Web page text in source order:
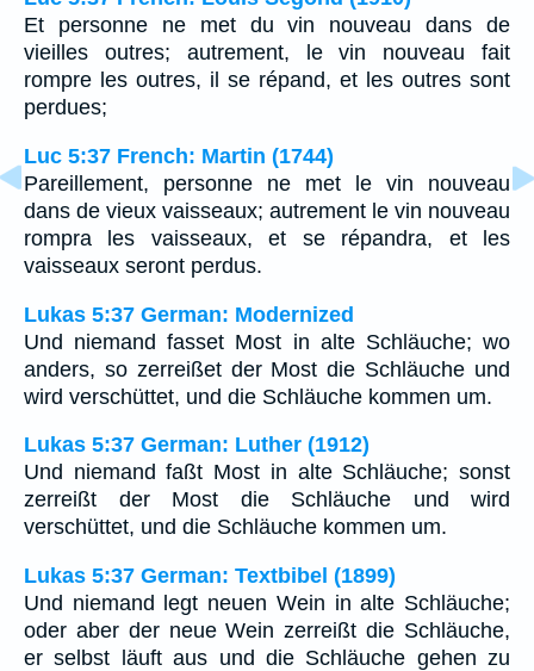
Et personne ne met du vin nouveau dans de
vieilles outres; autrement, le vin nouveau fait
rompre les outres, il se répand, et les outres sont
perdues;
Luc 5:37 French: Martin (1744)
Pareillement, personne ne met le vin nouveau
dans de vieux vaisseaux; autrement le vin nouveau
rompra les vaisseaux, et se répandra, et les
vaisseaux seront perdus.
Lukas 5:37 German: Modernized
Und niemand fasset Most in alte Schläuche; wo
anders, so zerreißet der Most die Schläuche und
wird verschüttet, und die Schläuche kommen um.
Lukas 5:37 German: Luther (1912)
Und niemand faßt Most in alte Schläuche; sonst
zerreißt der Most die Schläuche und wird
verschüttet, und die Schläuche kommen um.
Lukas 5:37 German: Textbibel (1899)
Und niemand legt neuen Wein in alte Schläuche;
oder aber der neue Wein zerreißt die Schläuche,
er selbst läuft aus und die Schläuche gehen zu